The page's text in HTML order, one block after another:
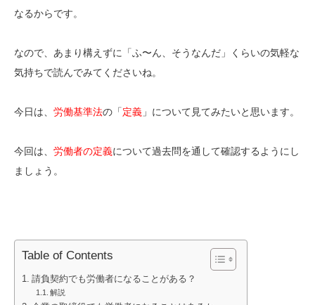
なるからです。
なので、あまり構えずに「ふ〜ん、そうなんだ」くらいの気軽な
気持ちで読んでみてくださいね。
今日は、 労働基準法の「定義 」について見てみたいと思います。
今回は、 労働者の定義について過去問を通して確認するようにし
ましょう。
Table of Contents
請負契約でも労働者になることがある？
解説